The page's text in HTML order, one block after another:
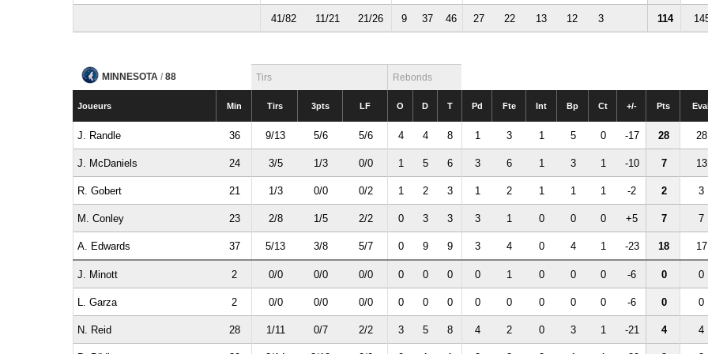
41/82 11/21 21/26 9 37 46 27 22 13 12 3 114
MINNESOTA / 88 Tirs Rebonds
Joueurs Min Tirs 3pts LF O D T Pd Fte Int Bp Ct +/- Pts
J. Randle 36 9/13 5/6 5/6 4 4 8 1 3 1 5 0 -17 28 28
J. McDaniels 24 3/5 1/3 0/0 1 5 6 3 6 1 3 1 -10 7 13
R. Gobert 21 1/3 0/0 0/2 1 2 3 1 2 1 1 1 -2 2 3
M. Conley 23 2/8 1/5 2/2 0 3 3 3 1 0 0 0 +5 7 7
A. Edwards 37 5/13 3/8 5/7 0 9 9 3 4 0 4 1 -23 18 17
J. Minott 2 0/0 0/0 0/0 0 0 0 0 1 0 0 0 -6 0 0
L. Garza 2 0/0 0/0 0/0 0 0 0 0 0 0 0 0 -6 0 0
N. Reid 28 1/11 0/7 2/2 3 5 8 4 2 0 3 1 -21 4 4